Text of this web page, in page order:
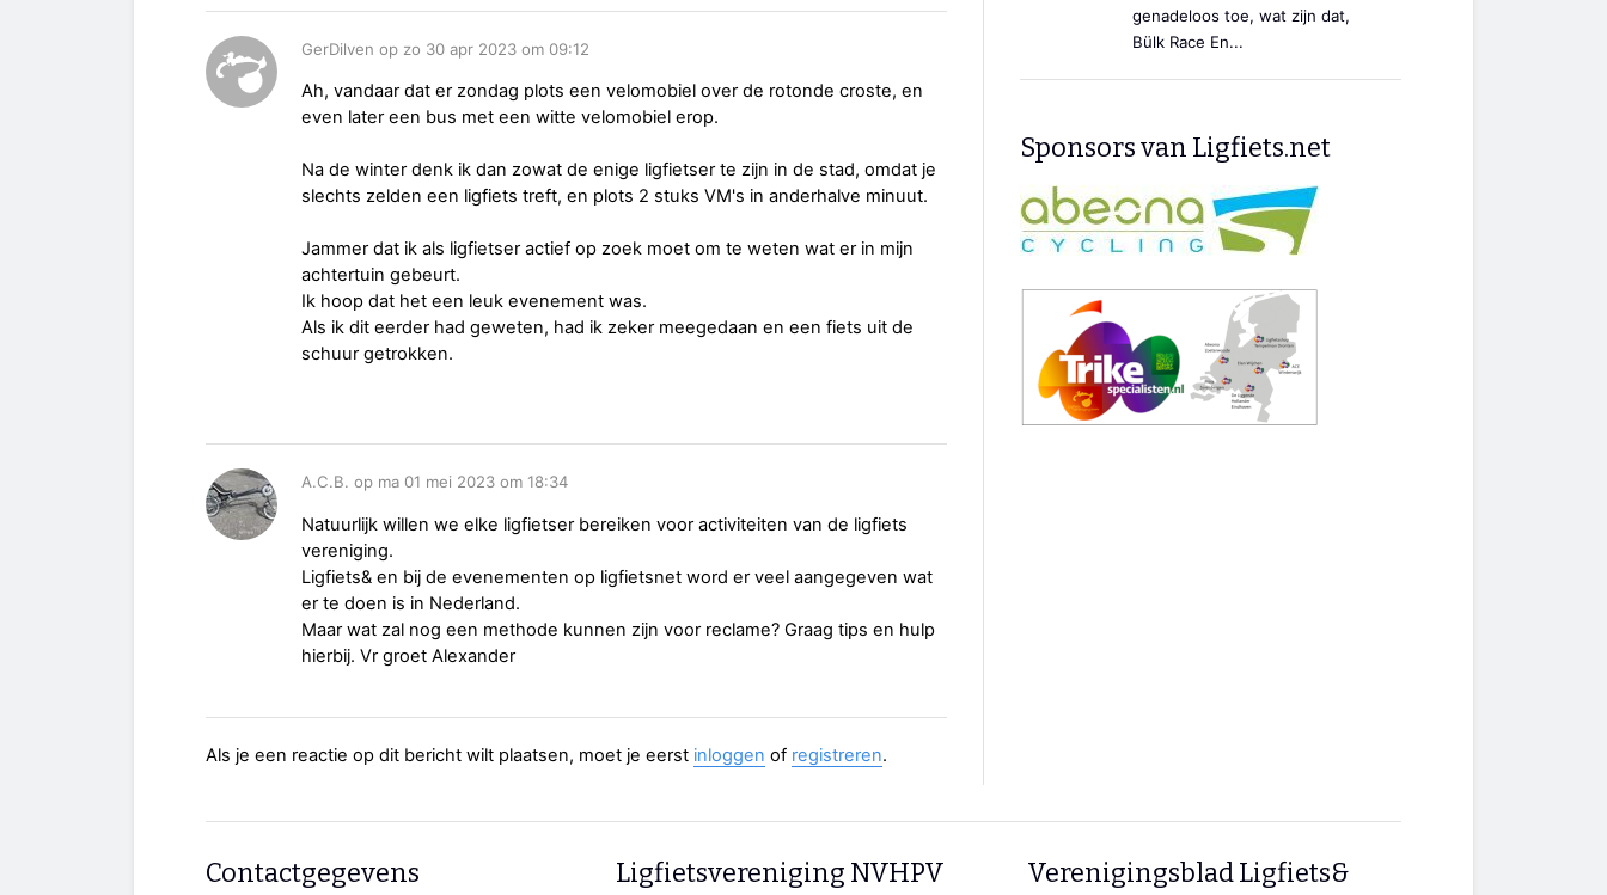
GerDilven op zo 30 apr 2023 om 09:12
Ah, vandaar dat er zondag plots een velomobiel over de rotonde croste, en
even later een bus met een witte velomobiel erop.
Na de winter denk ik dan zowat de enige ligfietser te zijn in de stad, omdat je
slechts zelden een ligfiets treft, en plots 2 stuks VM's in anderhalve minuut.
Jammer dat ik als ligfietser actief op zoek moet om te weten wat er in mijn
achtertuin gebeurt.
Ik hoop dat het een leuk evenement was.
Als ik dit eerder had geweten, had ik zeker meegedaan en een fiets uit de
schuur getrokken.
A.C.B. op ma 01 mei 2023 om 18:34
Natuurlijk willen we elke ligfietser bereiken voor activiteiten van de ligfiets
vereniging.
Ligfiets& en bij de evenementen op ligfietsnet word er veel aangegeven wat
er te doen is in Nederland.
Maar wat zal nog een methode kunnen zijn voor reclame? Graag tips en hulp
hierbij. Vr groet Alexander
Als je een reactie op dit bericht wilt plaatsen, moet je eerst inloggen of registreren.
genadeloos toe, wat zijn dat,
Bülk Race En...
Sponsors van Ligfiets.net
Contactgegevens Ligfietsvereniging NVHPV Verenigingsblad Ligfiets&